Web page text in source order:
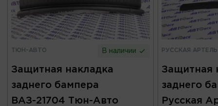
ТЮН-АВТО В наличии
Защитная накладка
заднего бампера
ВАЗ-21704 Тюн-Авто
РУССКАЯ АРТЕЛЬ
Защитная
заднего
Русская